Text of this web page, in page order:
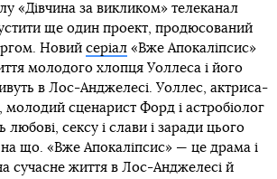
«Дівчина за викликом» телеканал
ще один проект, продюсований
Новий серіал «Вже Апокаліпсис»
молодого хлопця Уоллеса і його
в Лос-Анджелесі. Уоллес, актриса-
молодий сценарист Форд і астробіолог
любові, сексу і слави і заради цього
на що. «Вже Апокаліпсис» — це драма і
сучасне життя в Лос-Анджелесі й